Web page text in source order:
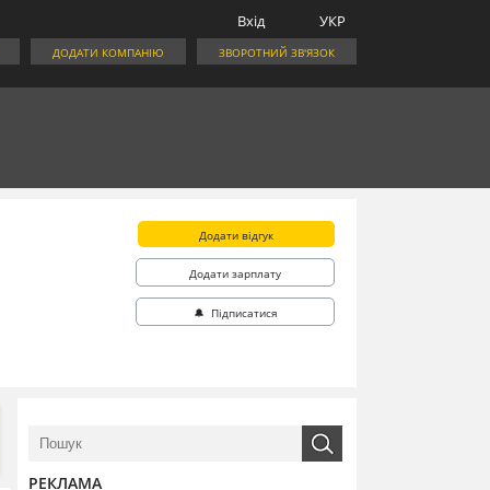
УКР
Вхід
ЗВОРОТНИЙ ЗВ'ЯЗОК
ДОДАТИ КОМПАНІЮ
Додати відгук
Додати зарплату
🔔 Підписатися
РЕКЛАМА